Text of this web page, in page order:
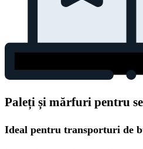
Paleți și mărfuri pentru
Ideal pentru transporturi de